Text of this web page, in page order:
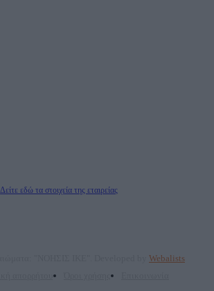
Δείτε εδώ τα στοιχεία της εταιρείας
Webalists